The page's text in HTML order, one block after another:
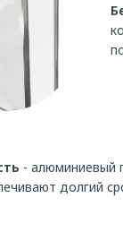
- алюминиевый
долгий